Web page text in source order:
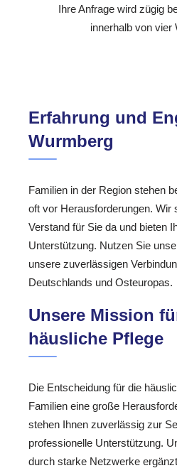
Ihre Anfrage wird zügig
innerhalb von vier
Erfahrung und
Wurmberg
Familien in der Region stehen
oft vor Herausforderungen. Wir
Verstand für Sie da und bieten
Unterstützung. Nutzen Sie
unsere zuverlässigen
Deutschlands und Osteuropas.
Unsere Mission
häusliche Pflege
Die Entscheidung für die
Familien eine große
stehen Ihnen zuverlässig zur
professionelle Unterstützung.
durch starke Netzwerke